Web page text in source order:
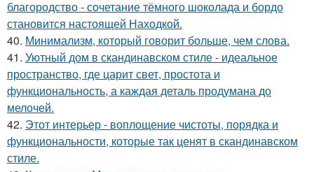
благородство - сочетание тёмного шоколада и бордо
становится настоящей Находкой.
40. Минимализм, который говорит больше, чем слова.
41. Уютный дом в скандинавском стиле - идеальное
пространство, где царит свет, простота и
функциональность, а каждая деталь продумана до
мелочей.
42. Этот интерьер - воплощение чистоты, порядка и
функциональности, которые так ценят в скандинавском
стиле.